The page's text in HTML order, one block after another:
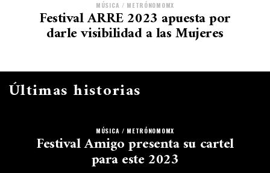
MÚSICA / METRÓNOMOMX
Festival ARRE 2023 apuesta por
darle visibilidad a las Mujeres
Últimas historias
MÚSICA / METRÓNOMOMX
Festival Amigo presenta su cartel
para este 2023